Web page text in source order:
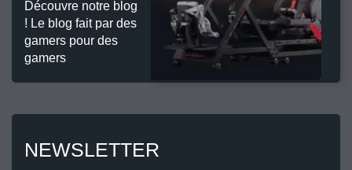
Découvre notre blog
! Le blog fait par des
gamers pour des
gamers
NEWSLETTER